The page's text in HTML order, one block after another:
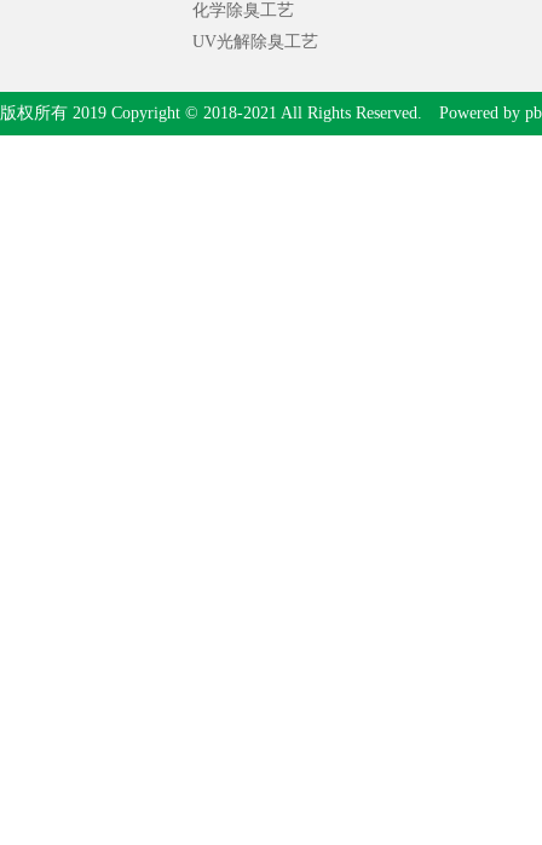
化学除臭工艺
UV光解除臭工艺
版权所有 2019 Copyright © 2018-2021 All Rights Reserved. Powered by